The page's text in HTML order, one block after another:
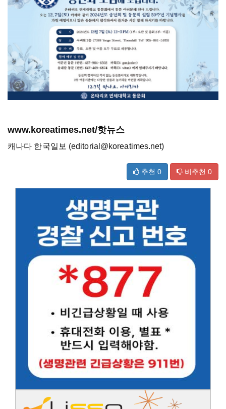
www.koreatimes.net/핫뉴스
캐나다 한국일보 (editorial@koreatimes.net)
추천 0 비추천 0